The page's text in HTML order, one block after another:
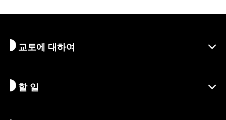
교토에 대하여
교토 알아보기
할 일